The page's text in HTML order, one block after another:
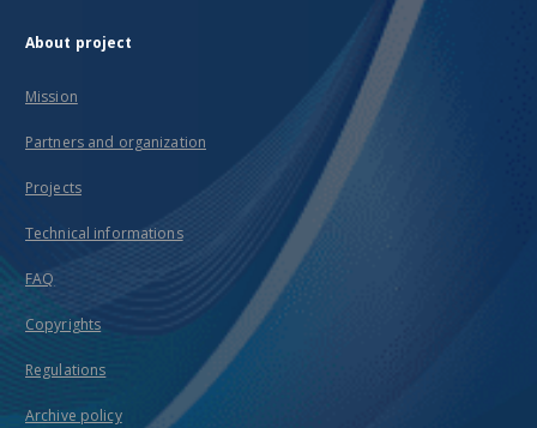
About project
Mission
Partners and organization
Projects
Technical informations
FAQ
Copyrights
Regulations
Archive policy